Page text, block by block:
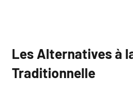
Les Alternatives à
Traditionnelle